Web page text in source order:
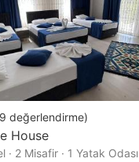
değerlendirme)
House
· 2 Misafir · 1 Yatak Odası